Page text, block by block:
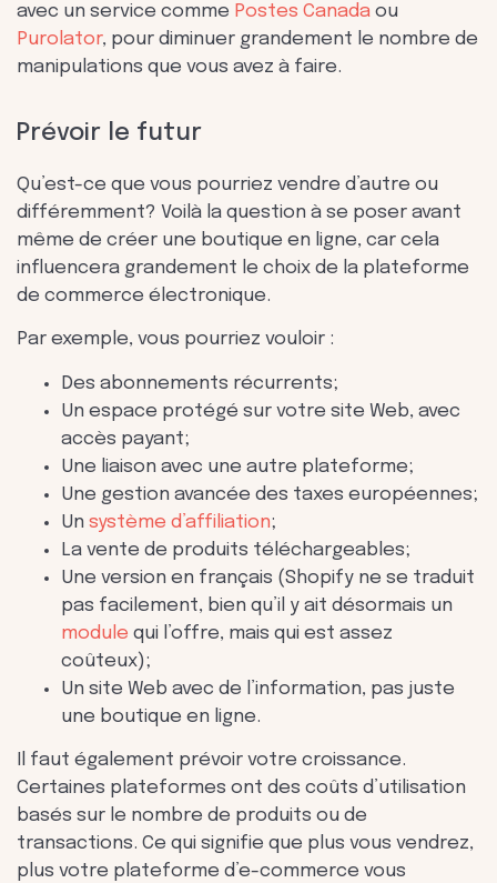
avec un service comme Postes Canada ou
Purolator, pour diminuer grandement le nombre de
manipulations que vous avez à faire.
Prévoir le futur
Qu’est-ce que vous pourriez vendre d’autre ou
différemment? Voilà la question à se poser avant
même de créer une boutique en ligne, car cela
influencera grandement le choix de la plateforme
de commerce électronique.
Par exemple, vous pourriez vouloir :
Des abonnements récurrents;
Un espace protégé sur votre site Web, avec
accès payant;
Une liaison avec une autre plateforme;
Une gestion avancée des taxes européennes;
Un système d’affiliation;
La vente de produits téléchargeables;
Une version en français (Shopify ne se traduit
pas facilement, bien qu’il y ait désormais un
module qui l’offre, mais qui est assez
coûteux);
Un site Web avec de l’information, pas juste
une boutique en ligne.
Il faut également prévoir votre croissance.
Certaines plateformes ont des coûts d’utilisation
basés sur le nombre de produits ou de
transactions. Ce qui signifie que plus vous vendrez,
plus votre plateforme d’e-commerce vous